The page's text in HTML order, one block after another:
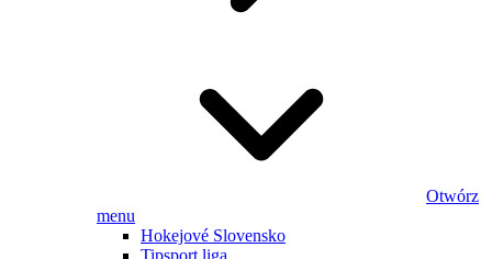
Otwórz
menu
Hokejové Slovensko
Tipsport liga